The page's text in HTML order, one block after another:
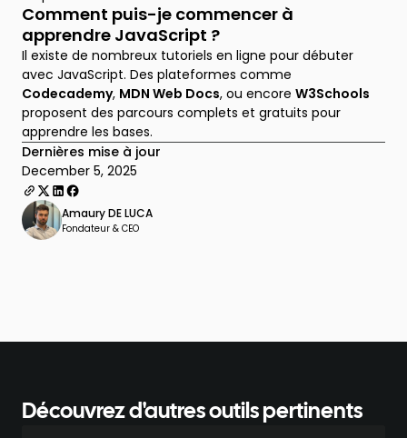
Comment puis-je commencer à
apprendre JavaScript ?
Il existe de nombreux tutoriels en ligne pour débuter
avec JavaScript. Des plateformes comme
Codecademy, MDN Web Docs, ou encore W3Schools
proposent des parcours complets et gratuits pour
apprendre les bases.
Dernières mise à jour
December 5, 2025
Amaury DE LUCA
Fondateur & CEO
Découvrez d'autres outils pertinents